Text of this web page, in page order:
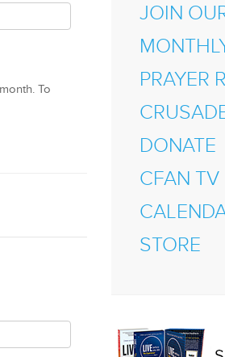
JOIN
PRAYER
DONATE
CFAN TV
STORE